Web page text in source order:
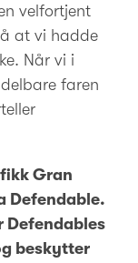
velfortjent
at vi hadde
Når vi i
faren
Gran
Defendable.
Defendables
beskytter